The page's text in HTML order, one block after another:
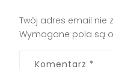
Twój adres email nie
Wymagane pola są